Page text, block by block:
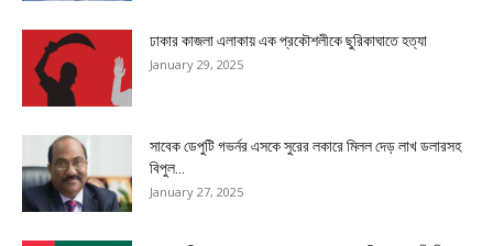
ঢাকার কাজলা এলাকায় এক প্রকৌশলীকে ছুরিকাঘাতে হত্যা
January 29, 2025
সাবেক ডেপুটি গভর্নর এসকে সুরের লকারে মিলল দেড় লাখ ডলারসহ
বিপুল...
January 27, 2025